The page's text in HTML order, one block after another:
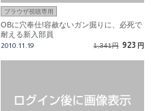
ブラウザ視聴専用
OBに穴奉仕!容赦ないガン掘りに、必死で
耐える新入部員
2010.11.19 1,341円 923 円